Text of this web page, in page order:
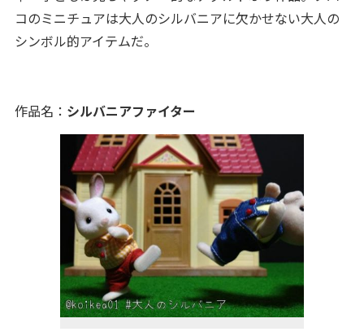
コのミニチュアは大人のシルバニアに欠かせない大人の
シンボル的アイテムだ。
作品名： シルバニアファイター